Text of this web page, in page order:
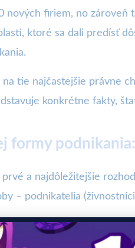
nových firiem, no
ktoré sa dali predísť
tie najčastejšie právne
konkrétne fakty,
formy
a najdôležitejšie
– podnikatelia